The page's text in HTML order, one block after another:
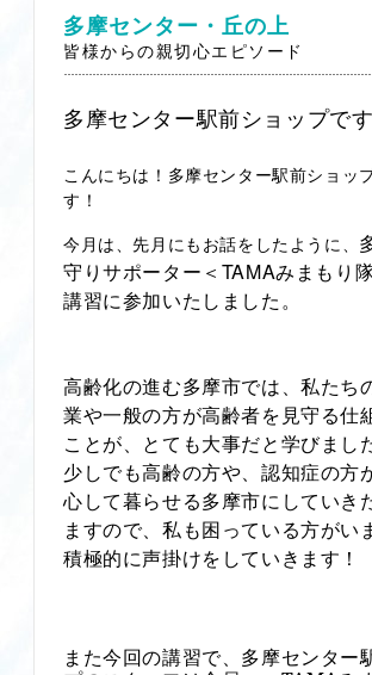
多摩センター・丘の上
皆様からの親切心エピソード
多摩センター駅前ショップです
こんにちは！多摩センター駅前ショッ
す！
今月は、先月にもお話をしたように、
守りサポーター＜ TAMAみまもり
講習に参加いたしました。
高齢化の進む多摩市では、私たち
業や一般の方が高齢者を見守る仕
ことが、とても大事だと学びまし
少しでも高齢の方や、認知症の方
心して暮らせる多摩市にしていき
ますので、私も困っている方がい
積極的に声掛けをしていきます！
また今回の講習で、多摩センター